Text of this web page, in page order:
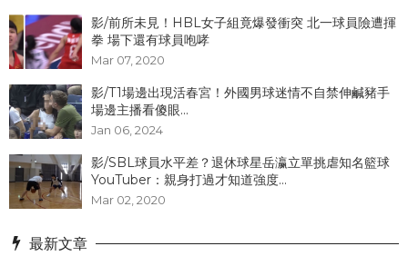
影/前所未見！HBL女子組竟爆發衝突 北一球員險遭揮
拳 場下還有球員咆哮
Mar 07, 2020
影/T1場邊出現活春宮！外國男球迷情不自禁伸鹹豬手
場邊主播看傻眼...
Jan 06, 2024
影/SBL球員水平差？退休球星岳瀛立單挑虐知名籃球
YouTuber：親身打過才知道強度...
Mar 02, 2020
最新文章